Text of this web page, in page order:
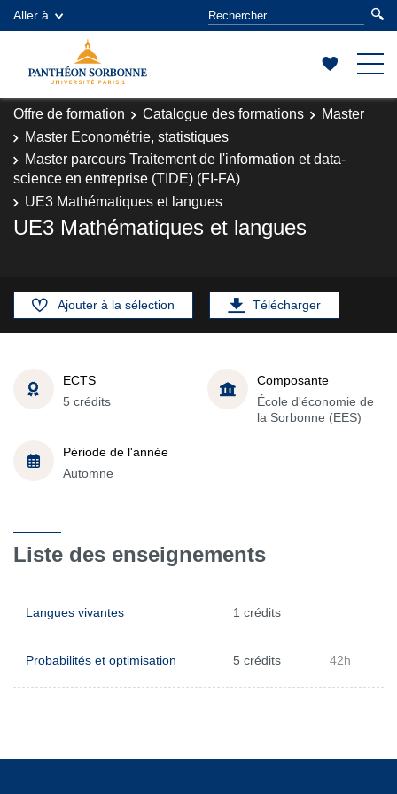
Aller à
Offre de formation Catalogue des formations
Master
Master Econométrie, statistiques
Master parcours Traitement de l'information et data-
science en entreprise (TIDE) (FI-FA)
UE3 Mathématiques et langues
UE3 Mathématiques et langues
Ajouter à la sélection Télécharger
ECTS
5 crédits
Composante
École d'économie de
la Sorbonne (EES)
Période de l'année
Automne
Liste des enseignements
Langues vivantes 1 crédits
Probabilités et optimisation 5 crédits 42h